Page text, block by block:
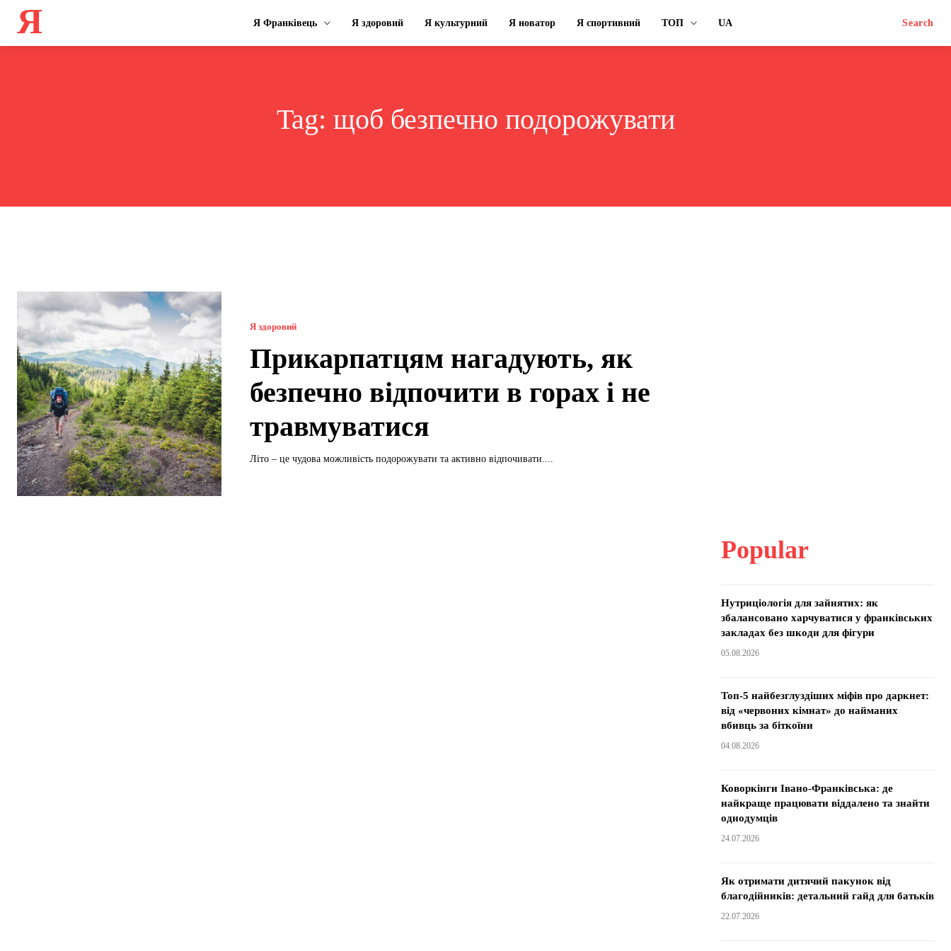
Я Я Франківець Я здоровий Я культурний Я новатор Я спортивний ТОП UA Search
Tag: щоб безпечно подорожувати
Я здоровий
Прикарпатцям нагадують, як
безпечно відпочити в горах і не
травмуватися
Літо – це чудова можливість подорожувати та активно відпочивати....
Popular
Нутриціологія для зайнятих: як
збалансовано харчуватися у франківських
закладах без шкоди для фігури
05.08.2026
Топ-5 найбезглуздіших міфів про даркнет:
від «червоних кімнат» до найманих
вбивць за біткоїни
04.08.2026
Коворкінги Івано-Франківська: де
найкраще працювати віддалено та знайти
однодумців
24.07.2026
Як отримати дитячий пакунок від
благодійників: детальний гайд для батьків
22.07.2026